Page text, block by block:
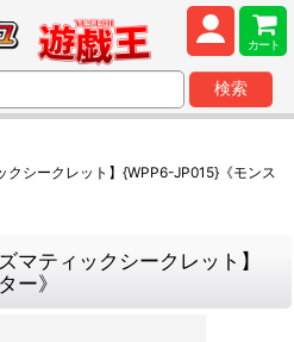
カート
検索
クシークレット】{WPP6-JP015}《モンス
マティックシークレット】
ー》